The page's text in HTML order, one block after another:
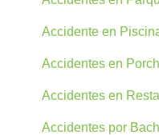
Accidente en
Accidentes en
Accidentes en
Accidentes por